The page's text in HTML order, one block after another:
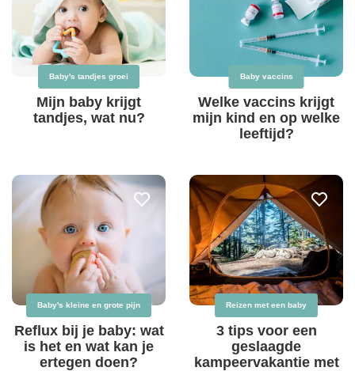
Baby's tandjes groei
Mijn baby krijgt
tandjes, wat nu?
Baby vaccins
Welke vaccins krijgt
mijn kind en op welke
leeftijd?
Baby's kleine en grote pijn
Reflux bij je baby: wat
is het en wat kan je
ertegen doen?
Reizen met een baby
3 tips voor een
geslaagde
kampeervakantie met